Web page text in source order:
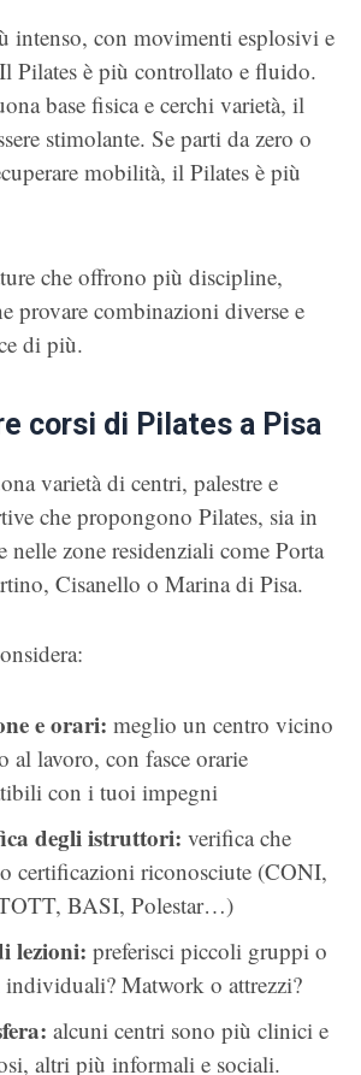
intenso, con movimenti esplosivi e
Pilates è più controllato e fluido.
base fisica e cerchi varietà, il
stimolante. Se parti da zero o
mobilità, il Pilates è più
che offrono più discipline,
provare combinazioni diverse e
di più.
corsi di Pilates a Pisa
varietà di centri, palestre e
che propongono Pilates, sia in
nelle zone residenziali come Porta
Cisanello o Marina di Pisa.
e orari: meglio un centro vicino
al lavoro, con fasce orarie
con i tuoi impegni
degli istruttori: verifica che
certificazioni riconosciute (CONI,
BASI, Polestar…)
lezioni: preferisci piccoli gruppi o
Matwork o attrezzi?
alcuni centri sono più clinici e
altri più informali e sociali.